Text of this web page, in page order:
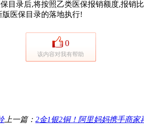
录后,将按照乙类医保报销额度,报销
医保目录的落地执行!
0
该内容对我有帮助
上一篇： 2金1银2铜！阿里妈妈携手商家